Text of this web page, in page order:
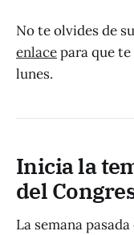
No te olvides de
enlacepara que
lunes.
Inicia la
del
La semana